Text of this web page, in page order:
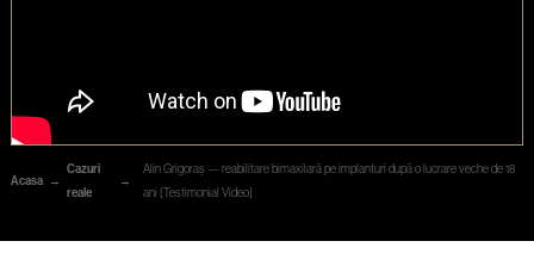
Acasa →
Cazuri
reale
→
Alin Grigoraș — reabilitare bimaxilară pe implanturi după o lucrare veche de 18
ani [Testimonial Video]